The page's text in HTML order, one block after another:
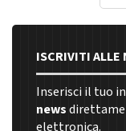
ISCRIVITI ALLE
Inserisci il tuo
news
elettronica.